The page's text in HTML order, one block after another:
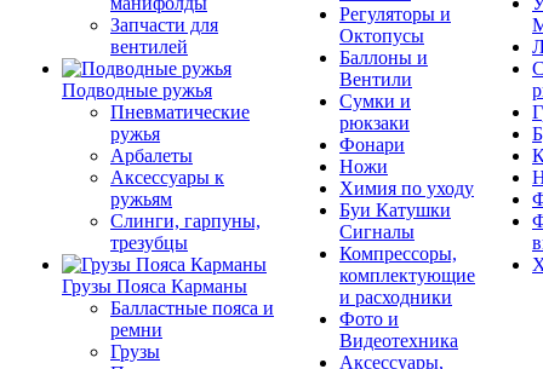
Запчасти для
вентилей
Подводные ружья
Пневматические
ружья
Арбалеты
Аксессуары к
ружьям
Слинги, гарпуны,
трезубцы
Грузы Пояса Карманы
Балластные пояса и
ремни
Грузы
Регуляторы и
Октопусы
Баллоны и
Вентили
Сумки и
рюкзаки
Фонари
Ножи
Химия по уходу
Буи Катушки
Сигналы
Компрессоры,
комплектующие
и расходники
Фото и
Видеотехника
Аксессуары,